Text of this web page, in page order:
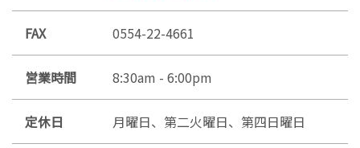
FAX 0554-22-4661
営業時間 8:30am - 6:00pm
定休日 月曜日、第二火曜日、第四日曜日